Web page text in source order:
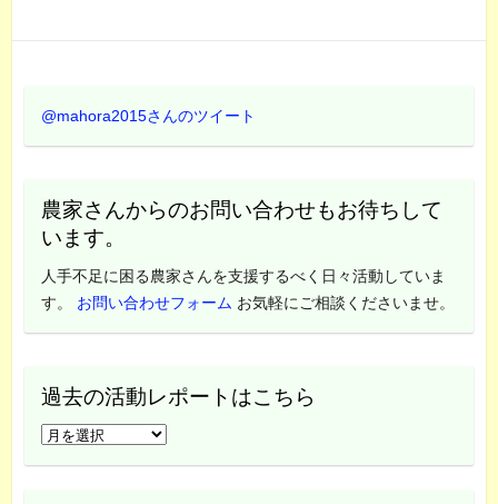
@mahora2015さんのツイート
農家さんからのお問い合わせもお待ちして
います。
人手不足に困る農家さんを支援するべく日々活動していま
す。 お問い合わせフォーム お気軽にご相談くださいませ。
過去の活動レポートはこちら
過